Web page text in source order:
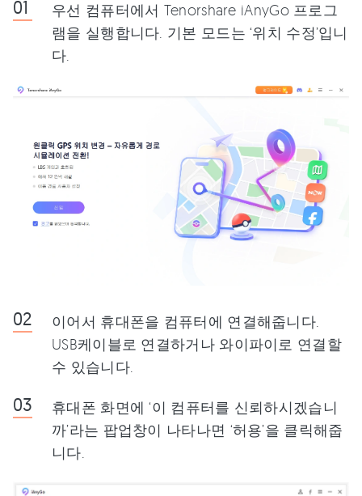
우선 컴퓨터에서 Tenorshare iAnyGo 프로그
램을 실행합니다. 기본 모드는 ‘위치 수정’입니
다.
이어서 휴대폰을 컴퓨터에 연결해줍니다.
USB케이블로 연결하거나 와이파이로 연결할
수 있습니다.
휴대폰 화면에 ‘이 컴퓨터를 신뢰하시겠습니
까’라는 팝업창이 나타나면 ‘허용’을 클릭해줍
니다.